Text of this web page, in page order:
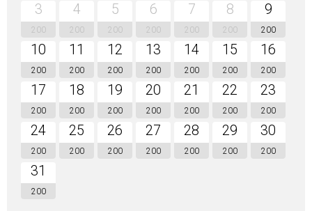
3
200
4
200
5
200
6
200
7
200
8
200
9
200
10
200
11
200
12
200
13
200
14
200
15
200
16
200
17
200
18
200
19
200
20
200
21
200
22
200
23
200
24
200
25
200
26
200
27
200
28
200
29
200
30
200
31
200